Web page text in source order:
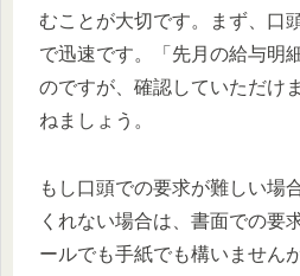
むことが大切です。まず、口
で迅速です。「先月の給与明
のですが、確認していただけ
ねましょう。
もし口頭での要求が難しい場
くれない場合は、書面での要
ールでも手紙でも構いません